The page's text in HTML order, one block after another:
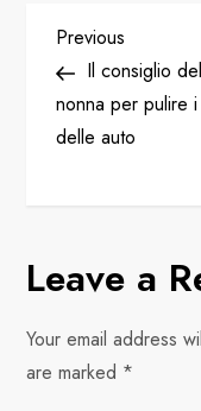
P
o
s
n
a
v
Previous
Post
Previous
Il consiglio
nonna per pulire
delle auto
Leave a
Your email address
are marked *